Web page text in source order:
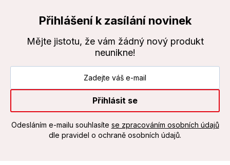
Přihlášení k zasílání novinek
Mějte jistotu, že vám žádný nový produkt
neunikne!
Přihlásit se
Odesláním e-mailu souhlasíte se zpracováním osobních údajů
dle pravidel o ochraně osobních údajů.